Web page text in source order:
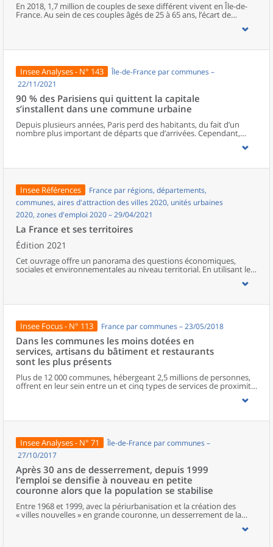
cumulent différentes difficultés. En outre, la crise sanitaire a
détérioré la situation financière et la qualité de vie d’une partie
En 2018, 1,7 million de couples de sexe différent vivent en Île-de-
France. Au sein de ces couples âgés de 25 à 65 ans, l’écart de
revenus d’activité atteint 32 % en défaveur des femmes. Ces écarts
de revenus sont plus prononcés parmi les couples mariés ou avec
importantes pour les couples plus jeunes. Enfin, les couples dont
d’importants écarts en défaveur des femmes ; ces couples vivent
surtout dans le centre de Paris et à l’ouest de la capitale.
Insee Analyses - N° 143
Île-de-France par communes –
22/11/2021
90 % des Parisiens qui quittent la capitale
s’installent dans une commune urbaine
Depuis plusieurs années, Paris perd des habitants, du fait d’un
nombre plus important de départs que d’arrivées. Cependant,
beaucoup de Parisiens qui quittent la capitale, notamment les
plus, souvent des retraités, s’installent, pour près d’un tiers d’entre
résidentielle, urbain ou rural, le déménagement s’accompagne le
plus souvent d’un agrandissement du logement. Plus de la moitié
des actifs quittant Paris ne changent pas de lieu de travail. La
pratique du télétravail, accentuée par la crise sanitaire, pourrait
entraîner une hausse des mobilités résidentielles.
Insee Références
France par régions, départements,
communes, aires d'attraction des villes 2020, unités urbaines
2020, zones d'emploi 2020 – 29/04/2021
La France et ses territoires
Édition 2021
Cet ouvrage offre un panorama des questions économiques,
sociales et environnementales au niveau territorial. En utilisant les
disparités géographiques en France, sur les forces et faiblesses des
population.
Insee Focus - N° 113 France par communes – 23/05/2018
Dans les communes les moins dotées en
services, artisans du bâtiment et restaurants
sont les plus présents
Plus de 12 000 communes, hébergeant 2,5 millions de personnes,
offrent en leur sein entre un et cinq types de services de proximité.
Dans ces communes, les artisans et les restaurants sont les plus
boulangeries ou les supérettes, n’apparaissent de façon
services de proximité. Quant aux services médicaux, ils sont situés
dans des communes bénéficiant d’un nombre d’équipements
encore plus large. Aux communes qui possèdent au moins un
possèdent aucun. Elles abritent 162 000 habitants.
Insee Analyses - N° 71
Île-de-France par communes –
27/10/2017
Après 30 ans de desserrement, depuis 1999
l’emploi se densifie à nouveau en petite
couronne alors que la population se stabilise
Entre 1968 et 1999, avec la périurbanisation et la création des
« villes nouvelles » en grande couronne, un desserrement de la
population et de l’emploi était à l’œuvre, réduisant la